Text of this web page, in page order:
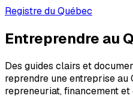
Registre du Québec
Entreprendre au
Des guides clairs et
reprendre une entreprise
repreneuriat, financement et